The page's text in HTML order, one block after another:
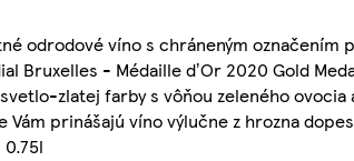
odrodové víno s chráneným označením
Bruxelles - Médaille dʼOr 2020 Gold
zlatej farby s vôňou zeleného
Vám prinášajú víno výlučne z hrozna